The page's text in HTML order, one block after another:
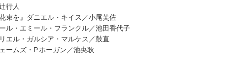
行人
束を』ダニエル・キイス／小尾芙佐
ル・エミール・フランクル／池田香代子
エル・ガルシア・マルケス／鼓直
ームズ・P.ホーガン／池央耿